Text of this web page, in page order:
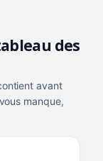
des
avant
manque,